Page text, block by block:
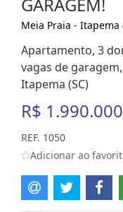
Meia Praia - Itapema
Apartamento, 3
vagas de
Itapema (SC)
R$
REF. 1050
Adicionar ao